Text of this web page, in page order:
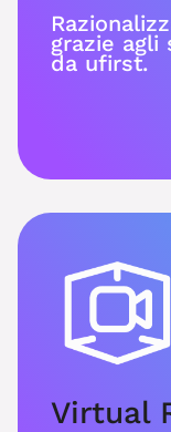
grazie
da ufirst.
Virtual